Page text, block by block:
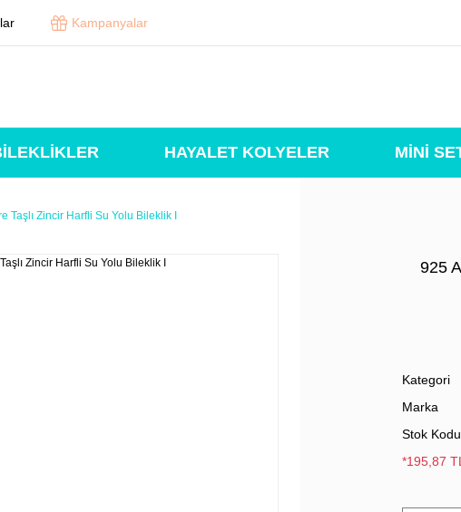
Kampanyalar
HAYALET KOLYELER MİNİ
Taşlı Zincir Harfli Su Yolu Bileklik I
925
Kategori
Marka
Stok Kodu
*195,87